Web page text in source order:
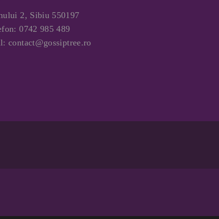
2, Sibiu 550197
0742 985 489
contact@gossiptree.ro